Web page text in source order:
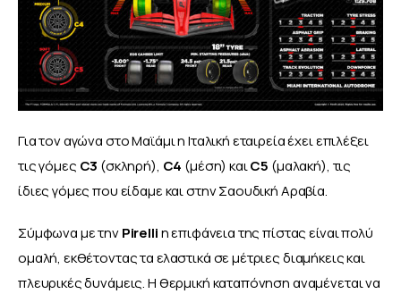
Για τον αγώνα στο Μαϊάμι η Ιταλική εταιρεία έχει επιλέξει
τις γόμες C3 (σκληρή), C4 (μέση) και C5 (μαλακή), τις
ίδιες γόμες που είδαμε και στην Σαουδική Αραβία.
Σύμφωνα με την Pirelli η επιφάνεια της πίστας είναι πολύ
ομαλή, εκθέτοντας τα ελαστικά σε μέτριες διαμήκεις και
πλευρικές δυνάμεις. Η θερμική καταπόνηση αναμένεται να